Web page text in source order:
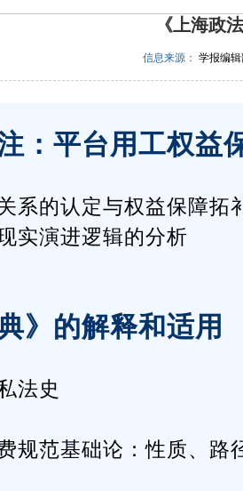
《上海政
信息来源： 学报编
：平台用工权益
系的认定与权益保障拓
演进逻辑的分析
》的解释和适用
法史
规范基础论：性质、路